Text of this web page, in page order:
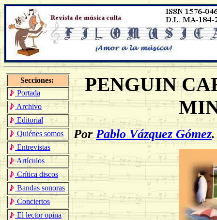
Secciones:
Portada
Archivo
Editorial
Quiénes somos
Entrevistas
Artículos
Crítica discos
Bandas sonoras
Conciertos
El lector opina
PENGUIN
PorPablo Vázquez Gómez